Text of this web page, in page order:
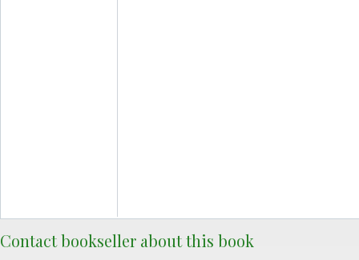
Contact bookseller about this book